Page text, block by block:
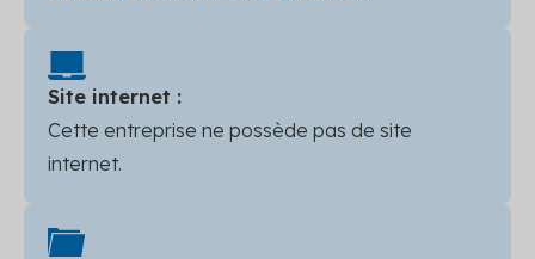
Site internet :
Cette entreprise ne possède pas de site
internet.